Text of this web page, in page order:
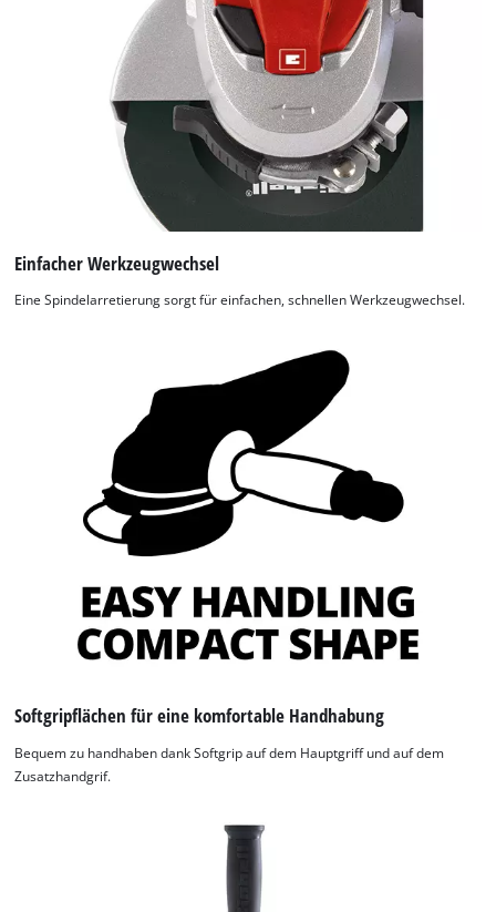
aufgewickelten Kabels ist der TE-AG 125/750 Kit immer
ordentlich und sicher verstaut.
Einfacher Werkzeugwechsel
Eine Spindelarretierung sorgt für einfachen, schnellen Werkzeugwechsel.
Softgripflächen für eine komfortable Handhabung
Bequem zu handhaben dank Softgrip auf dem Hauptgriff und auf dem
Zusatzhandgrif.